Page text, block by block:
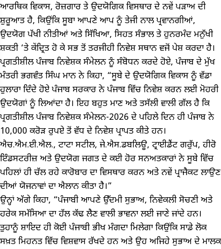
ਆਰਥਿਕ ਵਿਕਾਸ, ਰੋਜ਼ਗਾਰ ਤੇ ਉਦਯੋਗਿਕ ਵਿਸਥਾਰ ਦੇ ਨਵੇਂ ਪੜਾਅ ਦੀ
ਸ਼ੁਰੂਆਤ ਹੈ, ਕਿਉਂਕਿ ਸੂਬਾ ਆਪਣੇ ਆਪ ਨੂੰ ਤੇਜੀ ਨਾਲ ਪ੍ਰਵਾਨਗੀਆਂ,
ਉਦਯੋਗ ਪੱਖੀ ਨੀਤੀਆਂ ਅਤੇ ਸਿੱਖਿਆ, ਸਿਹਤ ਸੰਭਾਲ ਤੇ ਹੁਨਰਮੰਦ ਮਨੁੱਖੀ
ਸ਼ਕਤੀ ‘ਤੇ ਕੇਂਦ੍ਰਿਤ ਹੋ ਕੇ ਸਭ ਤੋਂ ਤਰਜੀਹੀ ਨਿਵੇਸ਼ ਸਥਾਨ ਵਜੋਂ ਪੇਸ਼ ਕਰਦਾ ਹੈ।
ਪ੍ਰਗਤੀਸ਼ੀਲ ਪੰਜਾਬ ਨਿਵੇਸ਼ਕ ਸੰਮੇਲਨ ਨੂੰ ਸੰਬੋਧਨ ਕਰਦੇ ਹੋਏ, ਪੰਜਾਬ ਦੇ ਮੁੱਖ
ਮੰਤਰੀ ਭਗਵੰਤ ਸਿੰਘ ਮਾਨ ਨੇ ਕਿਹਾ, “ਸੂਬੇ ਦੇ ਉਦਯੋਗਿਕ ਵਿਕਾਸ ਨੂੰ ਵੱਡਾ
ਹੁਲਾਰਾ ਦਿੰਦੇ ਹੋਏ ਪੰਜਾਬ ਸਰਕਾਰ ਨੇ ਪੰਜਾਬ ਵਿੱਚ ਨਿਵੇਸ਼ ਕਰਨ ਲਈ ਮੋਹਰੀ
ਉਦਯੋਗਾਂ ਨੂੰ ਲਿਆਂਦਾ ਹੈ। ਇਹ ਬਹੁਤ ਮਾਣ ਅਤੇ ਤਸੱਲੀ ਵਾਲੀ ਗੱਲ ਹੈ ਕਿ
ਪ੍ਰਗਤੀਸ਼ੀਲ ਪੰਜਾਬ ਨਿਵੇਸ਼ਕ ਸੰਮੇਲਨ-2026 ਦੇ ਪਹਿਲੇ ਦਿਨ ਹੀ ਪੰਜਾਬ ਨੇ
10,000 ਕਰੋੜ ਰੁਪਏ ਤੋਂ ਵੱਧ ਦੇ ਨਿਵੇਸ਼ ਪ੍ਰਾਪਤ ਕੀਤੇ ਹਨ।
ਐਚ.ਐਮ.ਈ.ਐਲ., ਟਾਟਾ ਸਟੀਲ, ਜੇ.ਐਸ.ਡਬਲਿਊ, ਟ੍ਰਾਈਡੈਂਟ ਗਰੁੱਪ, ਹੀਰੋ
ਇੰਡਸਟਰੀਜ਼ ਅਤੇ ਉਦਯੋਗ ਜਗਤ ਦੇ ਕਈ ਹੋਰ ਸਨਅਤਕਾਰਾਂ ਨੇ ਸੂਬੇ ਵਿੱਚ
ਪਹਿਲਾਂ ਹੀ ਚੱਲ ਰਹੇ ਕਾਰੋਬਾਰ ਦਾ ਵਿਸਥਾਰ ਕਰਨ ਅਤੇ ਨਵੇਂ ਪ੍ਰਾਜੈਕਟ ਲਾਉਣ
ਦੀਆਂ ਯੋਜਨਾਵਾਂ ਦਾ ਐਲਾਨ ਕੀਤਾ ਹੈ।”
ਉਨ੍ਹਾਂ ਅੱਗੇ ਕਿਹਾ, “ਪੰਜਾਬੀ ਆਪਣੇ ਉੱਦਮੀ ਸੁਭਾਅ, ਨਿਵੇਕਲੀ ਸੋਚਣੀ ਅਤੇ
ਹਰੇਕ ਸਮੱਸਿਆ ਦਾ ਹੱਲ ਕੱਢ ਲੈਣ ਵਾਲੀ ਭਾਵਨਾ ਲਈ ਜਾਣੇ ਜਾਂਦੇ ਹਨ।
ਤੁਹਾਨੂੰ ਸ਼ਾਇਦ ਹੀ ਕੋਈ ਪੰਜਾਬੀ ਭੀਖ ਮੰਗਦਾ ਮਿਲੇਗਾ ਕਿਉਂਕਿ ਸਾਡੇ ਲੋਕ
ਸਖ਼ਤ ਮਿਹਨਤ ਵਿੱਚ ਵਿਸ਼ਵਾਸ ਰੱਖਦੇ ਹਨ ਅਤੇ ਉਹ ਅਜਿਹੇ ਸੁਭਾਅ ਦੇ ਮਾਲਕ